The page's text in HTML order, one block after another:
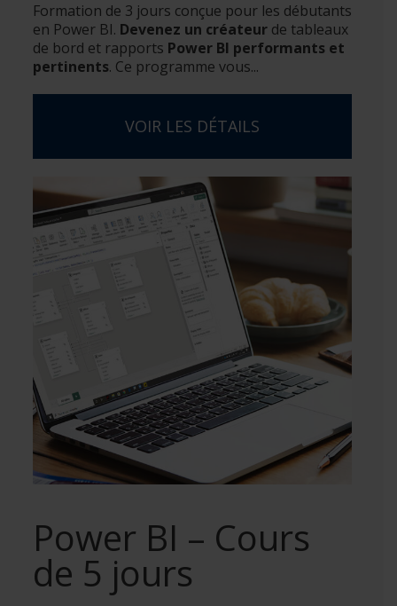
Formation de 3 jours conçue pour les débutants
en Power BI. Devenez un créateurde tableaux
de bord et rapports Power BI performants et
pertinents. Ce programme vous...
VOIR LES DÉTAILS
Power BI – Cours
de 5 jours